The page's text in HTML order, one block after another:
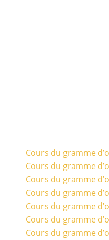
Cours du gramme
Cours du gramme
Cours du gramme
Cours du gramme
Cours du gramme
Cours du gramme
Cours du gramme